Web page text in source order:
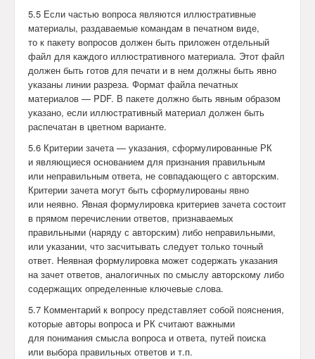
5.5 Если частью вопроса являются иллюстративные
материалы, раздаваемые командам в печатном виде,
то к пакету вопросов должен быть приложен отдельный
файл для каждого иллюстративного материала. Этот файл
должен быть готов для печати и в нем должны быть явно
указаны линии разреза. Формат файла печатных
материалов — PDF. В пакете должно быть явным образом
указано, если иллюстративный материал должен быть
распечатан в цветном варианте.
5.6 Критерии зачета — указания, сформулированные РК
и являющиеся основанием для признания правильным
или неправильным ответа, не совпадающего с авторским.
Критерии зачета могут быть сформулированы явно
или неявно. Явная формулировка критериев зачета состоит
в прямом перечислении ответов, признаваемых
правильными (наряду с авторским) либо неправильными,
или указании, что засчитывать следует только точный
ответ. Неявная формулировка может содержать указания
на зачет ответов, аналогичных по смыслу авторскому либо
содержащих определенные ключевые слова.
5.7 Комментарий к вопросу представляет собой пояснения,
которые авторы вопроса и РК считают важными
для понимания смысла вопроса и ответа, путей поиска
или выбора правильных ответов и т.п.